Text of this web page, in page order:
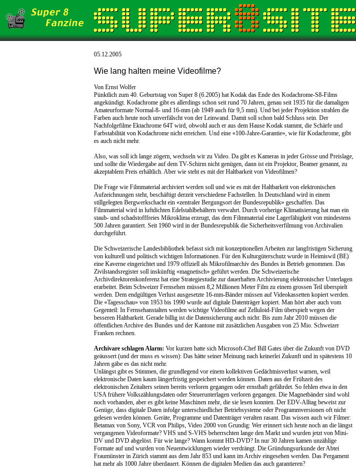
05.12.2005
Wie lang halten meine Videofilme?
Von Ernst Wolfer
Pünktlich zum 40. Geburtstag von Super 8 (6.2005) hat Kodak das Ende des Kodachrome-S8-Films
angekündigt. Kodachrome gibt es allerdings schon seit rund 70 Jahren, genau seit 1935 für die damaligen
Amateurformate Normal-8- und 16-mm (ab 1949 auch für 9,5 mm). Und bei jeder Projektion strahlen die
Farben auch heute noch unverfälscht von der Leinwand. Damit soll schon bald Schluss sein. Der
Nachfolgefilme Ektachrome 64T wird, obwohl auch er aus dem Hause Kodak stammt, die Schärfe und
Farbstabilität von Kodachrome nicht erreichen. Und eine «100-Jahre-Garantie», wie für Kodachrome, gibt
es auch nicht mehr.
Also, was soll ich lange zögern, wechseln wir zu Video. Da gibt es Kameras in jeder Grösse und Preislage,
und sollte die Wiedergabe auf dem TV-Schirm nicht genügen, dann ist ein Projektor, Beamer genannt, zu
akzeptablem Preis erhältlich. Aber wie steht es mit der Haltbarkeit von Videofilmen?
Die Frage wie Filmmaterial archiviert werden soll und wie es mit der Haltbarkeit von elektronischen
Aufzeichnungen steht, beschäftigt derzeit verschiedene Fachstellen. In Deutschland wird in einem
stillgelegten Bergwerkschacht ein «zentraler Bergungsort der Bundesrepublik» geschaffen. Das
Filmmaterial wird in luftdichten Edelstahlbehältern verwahrt. Durch vorherige Klimatisierung hat man ein
staub- und schadstofffreies Mikroklima erzeugt, das dem Filmmaterial eine Lagerfähigkeit von mindestens
500 Jahren garantiert. Seit 1960 wird in der Bundesrepublik die Sicherheitsverfilmung von Archivalien
durchgeführt.
Die Schweizerische Landesbibliothek befasst sich mit konzeptionellen Arbeiten zur langfristigen Sicherung
von kulturell und politisch wichtigen Informationen. Für den Kulturgüterschutz wurde in Heimiswil (BE)
eine Kaverne eingerichtet und 1979 offiziell als Mikrofilmarchiv des Bundes in Betrieb genommen. Das
Zivilstandsregister soll inskünftig «magnetisch» geführt werden. Die Schweizerische
Archivdirektorenkonferenz hat eine Strategiestudie zur dauerhaften Archivierung elektronischer Unterlagen
erarbeitet. Beim Schweizer Fernsehen müssen 8,2 Millionen Meter Film zu einem grossen Teil überspielt
werden. Dem endgültigen Verlust ausgesetzte 16-mm-Bänder müssen auf Videokassetten kopiert werden.
Die «Tagesschau» von 1953 bis 1990 wurde auf digitale Datenträger kopiert. Man hört aber auch vom
Gegenteil: In Fernsehanstalten werden wichtige Videofilme auf Zelluloid-Film überspielt wegen der
besseren Haltbarkeit. Gerade billig ist die Datensicherung auch nicht: Bis zum Jahr 2010 müssen die
öffentlichen Archive des Bundes und der Kantone mit zusätzlichen Ausgaben von 25 Mio. Schweizer
Franken rechnen.
Archivare schlagen Alarm: Vor kurzen hatte sich Microsoft-Chef Bill Gates über die Zukunft von DVD
geäussert (und der muss es wissen): Das hätte seiner Meinung nach keinerlei Zukunft und in spätestens 10
Jahren gäbe es das nicht mehr.
Unlängst gibt es Stimmen, die grundlegend vor einem kollektiven Gedächtnisverlust warnen, weil
elektronische Daten kaum längerfristig gespeichert werden können. Daten aus der Frühzeit des
elektronischen Zeitalters seinen bereits verloren gegangen oder ernsthaft gefährdet. So fehlen etwa in den
USA frühere Volkszählungsdaten oder Steuerunterlagen verloren gegangen. Die Magnetbänder sind wohl
noch vorhanden, aber es gibt keine Maschinen mehr, die sie lesen konnten. Der EDV-Alltag beweist zur
Genüge, dass digitale Daten infolge unterschiedlicher Betriebsysteme oder Programmversionen oft nicht
gelesen werden können. Geräte, Programme und Datenträger veralten rasant. Das wissen auch wir Filmer:
Betamax von Sony, VCR von Philips, Video 2000 von Grundig: Wer erinnert sich heute noch an die längst
vergangenen Videoformate? VHS und S-VHS beherrschten lange den Markt und wurden jetzt von Mini-
DV und DVD abgelöst. Für wie lange? Wann kommt HD-DVD? In nur 30 Jahren kamen unzählige
Formate auf und wurden von Neuentwicklungen wieder verdrängt. Die Gründungsurkunde der Abtei
Fraumünster in Zürich stammt aus dem Jahr 853 und kann im Archiv eingesehen werden. Das Pergament
hat mehr als 1000 Jahre überdauert. Können die digitalen Medien das auch garantieren?